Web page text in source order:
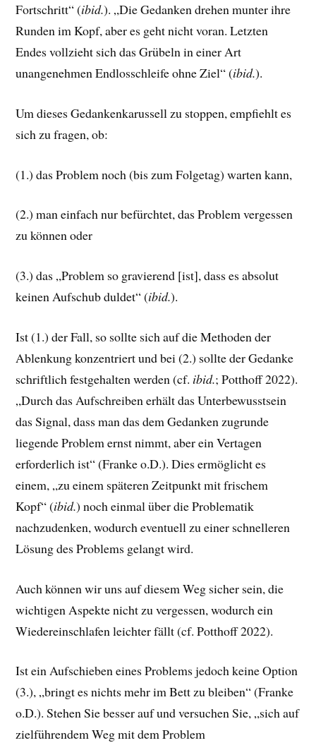
Fortschritt“ (ibid.). „Die Gedanken drehen munter ihre
Runden im Kopf, aber es geht nicht voran. Letzten
Endes vollzieht sich das Grübeln in einer Art
unangenehmen Endlosschleife ohne Ziel“ (ibid.).
Um dieses Gedankenkarussell zu stoppen, empfiehlt es
sich zu fragen, ob:
(1.) das Problem noch (bis zum Folgetag) warten kann,
(2.) man einfach nur befürchtet, das Problem vergessen
zu können oder
(3.) das „Problem so gravierend [ist], dass es absolut
keinen Aufschub duldet“ (ibid.).
Ist (1.) der Fall, so sollte sich auf die Methoden der
Ablenkung konzentriert und bei (2.) sollte der Gedanke
schriftlich festgehalten werden (cf. ibid.; Potthoff 2022).
„Durch das Aufschreiben erhält das Unterbewusstsein
das Signal, dass man das dem Gedanken zugrunde
liegende Problem ernst nimmt, aber ein Vertagen
erforderlich ist“ (Franke o.D.). Dies ermöglicht es
einem, „zu einem späteren Zeitpunkt mit frischem
Kopf“ (ibid.) noch einmal über die Problematik
nachzudenken, wodurch eventuell zu einer schnelleren
Lösung des Problems gelangt wird.
Auch können wir uns auf diesem Weg sicher sein, die
wichtigen Aspekte nicht zu vergessen, wodurch ein
Wiedereinschlafen leichter fällt (cf. Potthoff 2022).
Ist ein Aufschieben eines Problems jedoch keine Option
(3.), „bringt es nichts mehr im Bett zu bleiben“ (Franke
o.D.). Stehen Sie besser auf und versuchen Sie, „sich auf
zielführendem Weg mit dem Problem